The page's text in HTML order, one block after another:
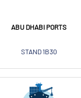
ABU DHABI PORTS
STAND 1B30